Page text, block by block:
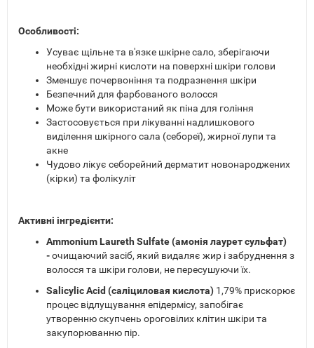
Особливості:
Усуває щільне та в'язке шкірне сало, зберігаючи
необхідні жирні кислоти на поверхні шкіри голови
Зменшує почервоніння та подразнення шкіри
Безпечний для фарбованого волосся
Може бути використаний як піна для гоління
Застосовується при лікуванні надлишкового
виділення шкірного сала (себореї), жирної лупи та
акне
Чудово лікує себорейний дерматит новонароджених
(кірки) та фолікуліт
Активні інгредієнти:
Ammonium Laureth Sulfate (амонія лаурет сульфат)
-очищаючий засіб, який видаляє жир і забруднення з
волосся та шкіри голови, не пересушуючи їх.
Salicylic Acid (саліциловая кислота) 1,79% прискорює
процес відлущування епідермісу, запобігає
утворенню скупчень ороговілих клітин шкіри та
закупорюванню пір.